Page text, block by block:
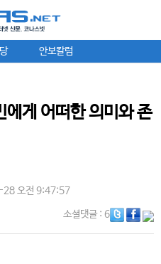
안보칼럼
에게 어떠한 의미와 존
오전 9:47:57
소셜댓글: 6